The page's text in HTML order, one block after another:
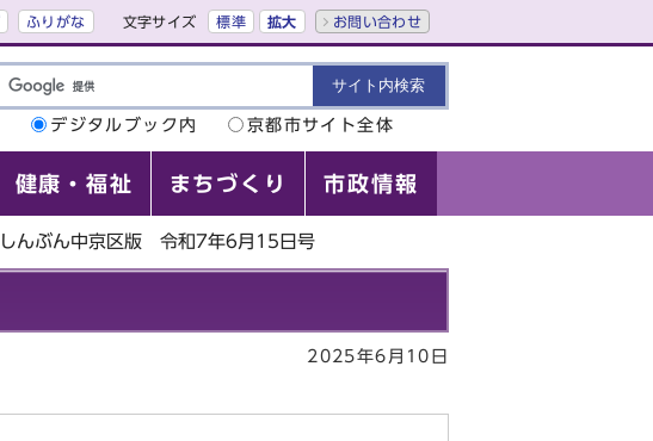
ふりがな 文字サイズ 標準 拡大 お問い合わせ
デジタルブック内
京都市サイト全体
健康・福祉 まちづくり 市政情報
んぶん中京区版 令和7年6月15日号
2025年6月10日